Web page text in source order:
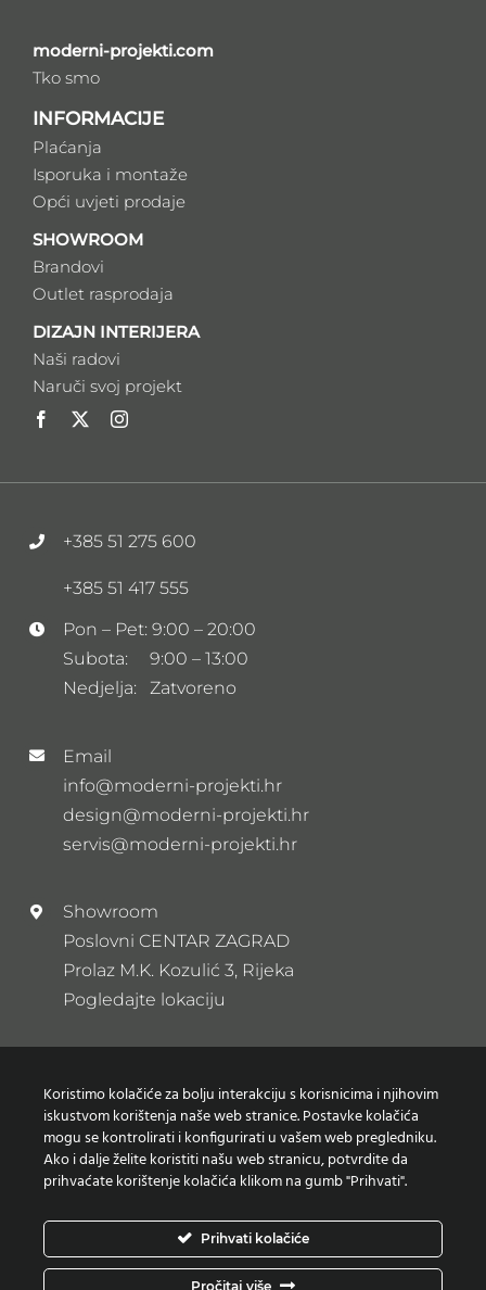
moderni-projekti.com
Tko smo
INFORMACIJE
Plaćanja
Isporuka i montaže
Opći uvjeti prodaje
SHOWROOM
Brandovi
Outlet rasprodaja
DIZAJN INTERIJERA
Naši radovi
Naruči svoj projekt
+385 51 275 600
+385 51 417 555
Pon – Pet: 9:00 – 20:00
Subota: 9:00 – 13:00
Nedjelja: Zatvoreno
Email
info@moderni-projekti.hr
design@moderni-projekti.hr
servis@moderni-projekti.hr
Showroom
Poslovni CENTAR ZAGRAD
Prolaz M.K. Kozulić 3, Rijeka
Pogledajte lokaciju
Prijavi se na naš newsletter
Izjava o korištenju Kolačića
Koristimo kolačiće za bolju interakciju s korisnicima i njihovim
iskustvom korištenja naše web stranice. Postavke kolačića
mogu se kontrolirati i konfigurirati u vašem web pregledniku.
Ako i dalje želite koristiti našu web stranicu, potvrdite da
prihvaćate korištenje kolačića klikom na gumb "Prihvati".
Prihvati kolačiće
Pročitaj više